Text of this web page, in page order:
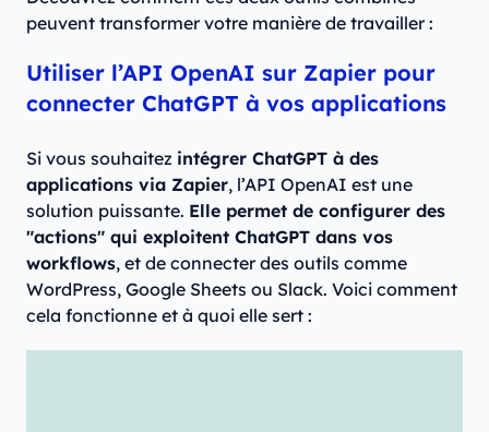
peuvent transformer votre manière de travailler :
Utiliser l’API OpenAI sur Zapier pour
connecter ChatGPT à vos applications
Si vous souhaitez intégrer ChatGPT à des
applications via Zapier, l’API OpenAI est une
solution puissante. Elle permet de configurer des
"actions" qui exploitent ChatGPT dans vos
workflows, et de connecter des outils comme
WordPress, Google Sheets ou Slack. Voici comment
cela fonctionne et à quoi elle sert :